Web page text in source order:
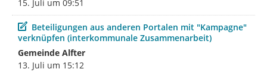
15. Juli um 09:51
Beitrag
Beteiligungen aus anderen Portalen mit "Kampagne"
verknüpfen (interkommunale Zusammenarbeit)
Gemeinde Alfter
13. Juli um 15:12